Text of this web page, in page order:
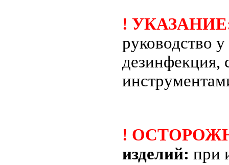
!
руководство
дезинфекция,
!
изделий: при